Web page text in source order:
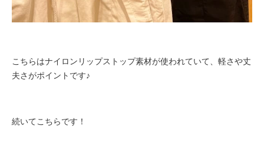
こちらはナイロンリップストップ素材が使われていて、 軽さや丈
夫さがポイントです♪
続いてこちらです！